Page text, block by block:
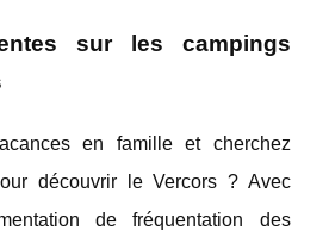
sur les campings
en famille et cherchez
découvrir le Vercors ? Avec
de fréquentation des